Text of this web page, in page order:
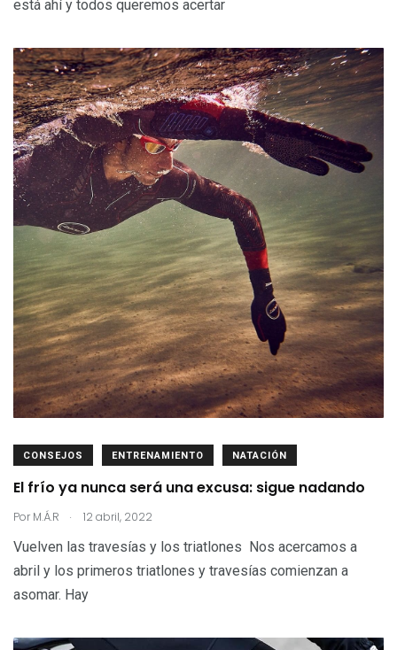
está ahí y todos queremos acertar
CONSEJOS ENTRENAMIENTO NATACIÓN
El frío ya nunca será una excusa: sigue nadando
Por M.Á.R . 12 abril, 2022
Vuelven las travesías y los triatlones Nos acercamos a
abril y los primeros triatlones y travesías comienzan a
asomar. Hay